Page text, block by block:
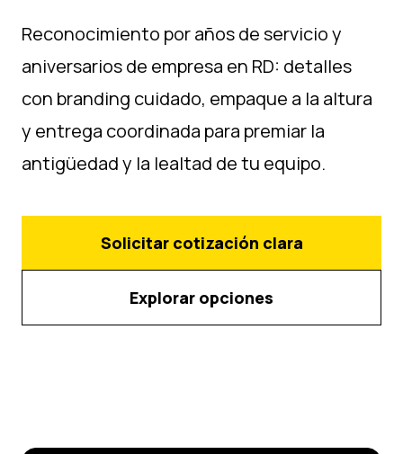
Reconocimiento por años de servicio y
aniversarios de empresa en RD: detalles
con branding cuidado, empaque a la altura
y entrega coordinada para premiar la
antigüedad y la lealtad de tu equipo.
Solicitar cotización clara
Explorar opciones